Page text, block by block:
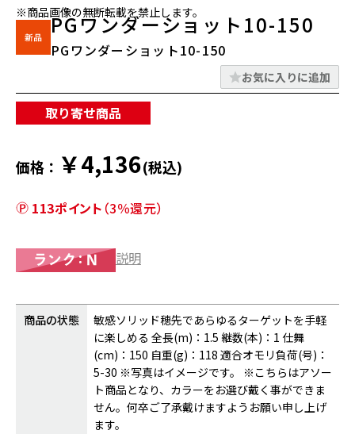
※商品画像の無断転載を禁止します。
PGワンダーショット10-150
PGワンダーショット10-150
お気に入りに追加
取り寄せ商品
価格： ￥4,136(税込)
113ポイント （3％還元）
説明
商品の状態
敏感ソリッド穂先であらゆるターゲットを手軽
に楽しめる 全長(m)：1.5 継数(本)：1 仕舞
(cm)：150 自重(g)：118 適合オモリ負荷(号)：
5-30 ※写真はイメージです。 ※こちらはアソー
ト商品となり、カラーをお選び戴く事ができま
せん。何卒ご了承戴けますようお願い申し上げ
ます。